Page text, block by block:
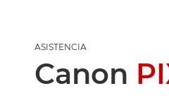
ASISTENCIA
Canon